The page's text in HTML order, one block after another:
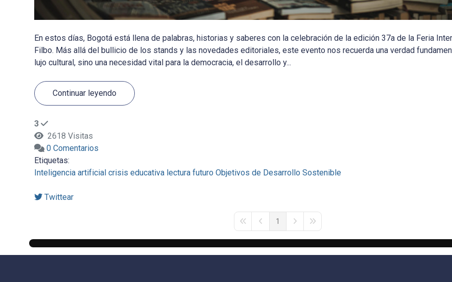
En estos días, Bogotá está llena de palabras, historias y saberes con la celebración de la edición 37a de la Feria
Filbo. Más allá del bullicio de los stands y las novedades editoriales, este evento nos recuerda una verdad
lujo cultural, sino una necesidad vital para la democracia, el desarrollo y...
Continuar leyendo
3
2618 Visitas
0 Comentarios
Etiquetas:
Inteligencia artificial crisis educativa lectura futuro Objetivos de Desarrollo Sostenible
Twittear
First PagePrevious Page
1
Next PageLast Page